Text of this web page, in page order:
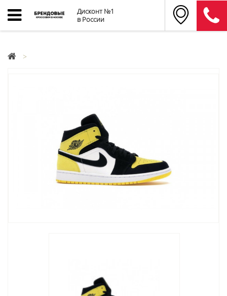
Дисконт №1
в России